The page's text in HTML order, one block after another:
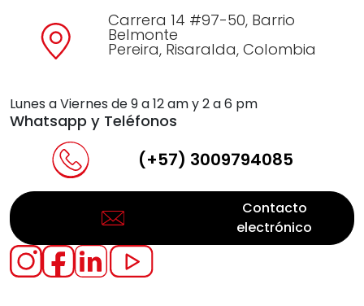
Carrera 14 #97-50, Barrio
Belmonte
Pereira, Risaralda, Colombia
Lunes a Viernes de 9 a 12 am y 2 a 6 pm
Whatsapp y Teléfonos
(+57) 3009794085
Contacto
electrónico